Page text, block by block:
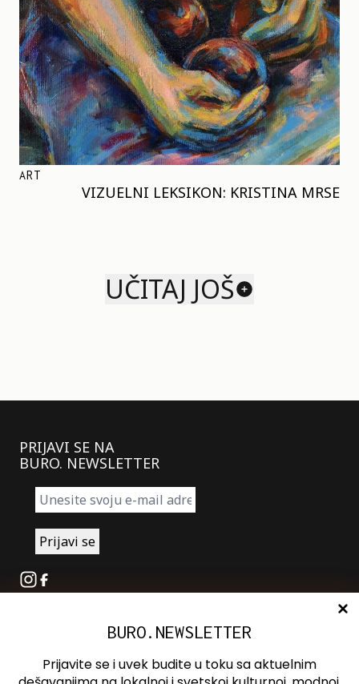
ART
VIZUELNI LEKSIKON: KRISTINA MRSE
UČITAJ JOŠ
PRIJAVI SE NA
BURO. NEWSLETTER
Instagram
Facebook
Oglašavanje
Kontakt
BURO.NEWSLETTER
Prijavite se i uvek budite u toku sa aktuelnim